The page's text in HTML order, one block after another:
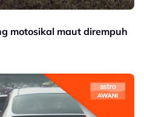
motosikal maut dirempuh